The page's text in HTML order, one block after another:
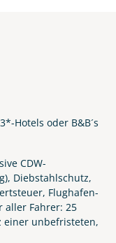
Hotels oder B&B´s
CDW-
Diebstahlschutz,
Flughafen-
aller Fahrer: 25
einer unbefristeten,